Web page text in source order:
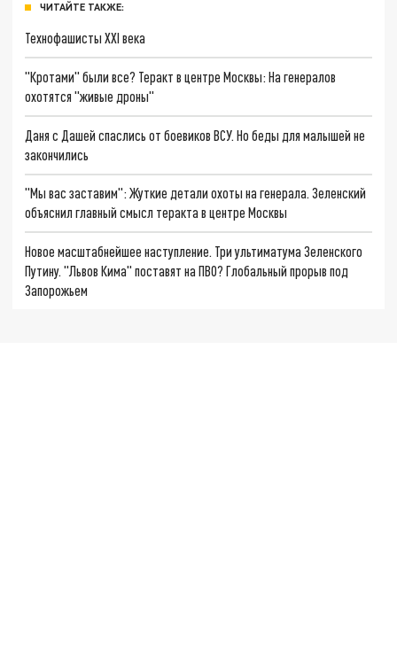
ЧИТАЙТЕ ТАКЖЕ:
Технофашисты XXI века
"Кротами" были все? Теракт в центре Москвы: На генералов
охотятся "живые дроны"
Даня с Дашей спаслись от боевиков ВСУ. Но беды для малышей не
закончились
"Мы вас заставим": Жуткие детали охоты на генерала. Зеленский
объяснил главный смысл теракта в центре Москвы
Новое масштабнейшее наступление. Три ультиматума Зеленского
Путину. "Львов Кима" поставят на ПВО? Глобальный прорыв под
Запорожьем